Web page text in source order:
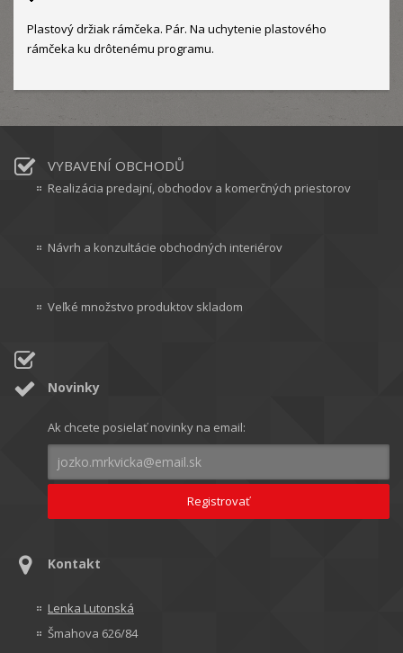
Plastový držiak rámčeka. Pár. Na uchytenie plastového
rámčeka ku drôtenému programu.
VYBAVENÍ OBCHODŮ
Realizácia predajní, obchodov a komerčných priestorov
Návrh a konzultácie obchodných interiérov
Veľké množstvo produktov skladom
Novinky
Ak chcete posielať novinky na email:
Kontakt
Lenka Lutonská
Šmahova 626/84